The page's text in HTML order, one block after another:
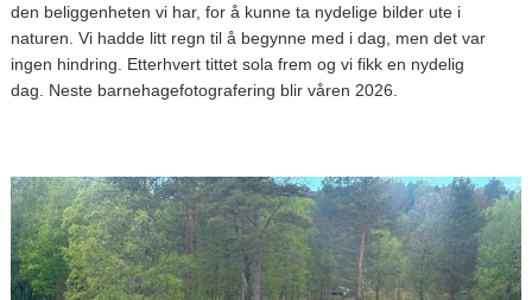
den beliggenheten vi har, for å kunne ta nydelige bilder ute i
naturen. Vi hadde litt regn til å begynne med i dag, men det var
ingen hindring. Etterhvert tittet sola frem og vi fikk en nydelig
dag. Neste barnehagefotografering blir våren 2026.